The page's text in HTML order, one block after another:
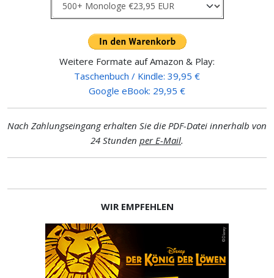
Weitere Formate auf Amazon & Play:
Taschenbuch / Kindle: 39,95 €
Google eBook: 29,95 €
Nach Zahlungseingang erhalten Sie die PDF-Datei innerhalb von
24 Stunden per E-Mail.
WIR EMPFEHLEN